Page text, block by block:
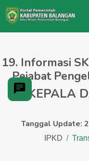
19. Informasi
Pejabat
SK KEPALA
Tanggal Update:
IPKD